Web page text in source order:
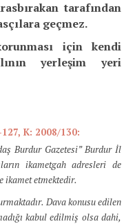
tarafından
geçmez.
için kendi
yerleşim yeri
K: 2008/130:
Burdur Gazetesi” Burdur İl
ikametgah adresleri de
ikamet etmektedir.
Dava konusu edilen
kabul edilmiş olsa dahi,